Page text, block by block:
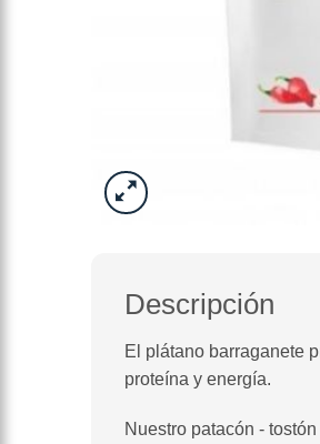
Descripción
El plátano barraganete
proteína y energía.
Nuestro patacón -